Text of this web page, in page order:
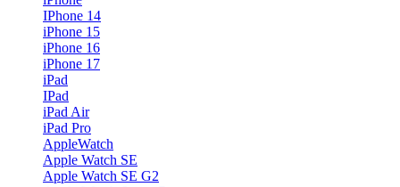
IPhone 14
iPhone 15
iPhone 16
iPhone 17
iPad
IPad
iPad Air
iPad Pro
AppleWatch
Apple Watch SE
Apple Watch SE G2